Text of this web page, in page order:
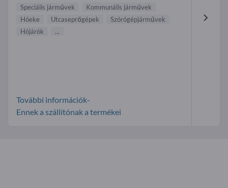
Speciális járművek
Kommunális járművek
Hóeke
Utcaseprőgépek
Szórógépjárművek
Hójárók
...
További információk-
Ennek a szállítónak a termékei